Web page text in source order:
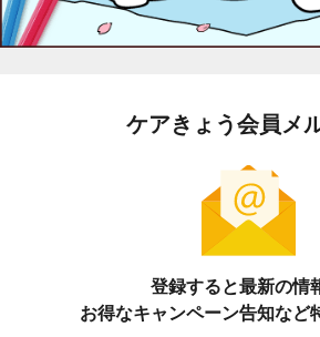
ケアきょう会員メ
登録すると最新の情
お得なキャンペーン告知など